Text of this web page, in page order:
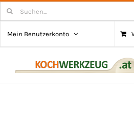
Zum
Inhalt
springen
Suchen
nach:
Mein Benutzerkonto